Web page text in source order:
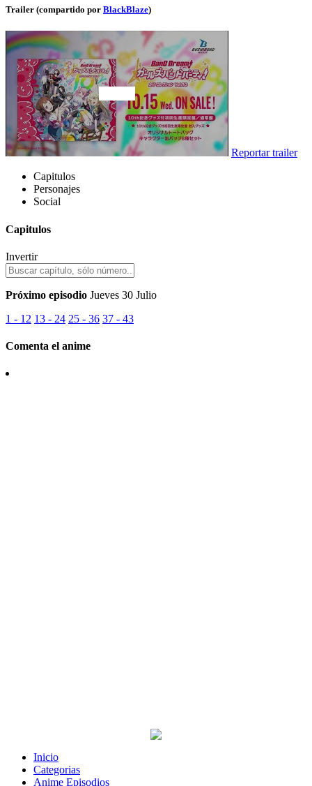
Trailer (compartido por BlackBlaze)
Reportar trailer
Capitulos
Personajes
Social
Capitulos
Invertir
Próximo episodio Jueves 30 Julio
1 - 12 13 - 24 25 - 36 37 - 43
Comenta el anime
Inicio
Categorias
Anime Episodios